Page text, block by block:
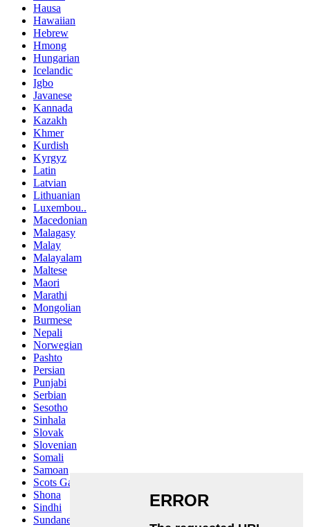
Hausa
Hawaiian
Hebrew
Hmong
Hungarian
Icelandic
Igbo
Javanese
Kannada
Kazakh
Khmer
Kurdish
Kyrgyz
Latin
Latvian
Lithuanian
Luxembou..
Macedonian
Malagasy
Malay
Malayalam
Maltese
Maori
Marathi
Mongolian
Burmese
Nepali
Norwegian
Pashto
Persian
Punjabi
Serbian
Sesotho
Sinhala
Slovak
Slovenian
Somali
Samoan
Scots Gaelic
Shona
Sindhi
Sundanese